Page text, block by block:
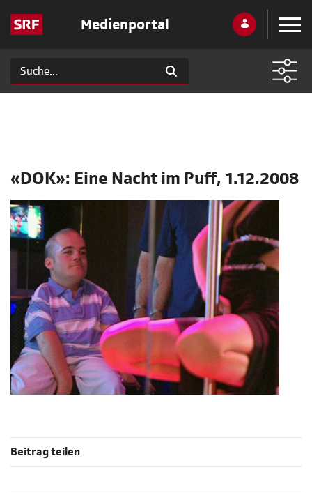
Medienportal
«DOK»: Eine Nacht im Puff, 1.12.2008
Beitrag teilen